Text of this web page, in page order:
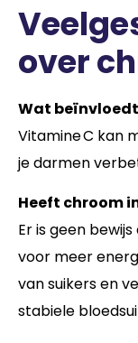
over
Wat
Vitamine C kan
je darmen
Heeft chroom
Er is geen
voor meer
van suikers en
stabiele